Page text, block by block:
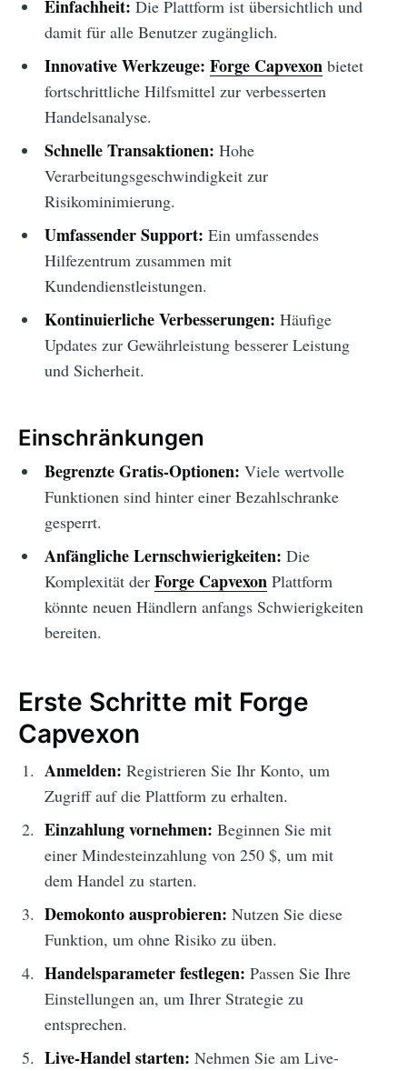
Einfachheit: Die Plattform ist übersichtlich und
damit für alle Benutzer zugänglich.
Innovative Werkzeuge: Forge Capvexonbietet
fortschrittliche Hilfsmittel zur verbesserten
Handelsanalyse.
Schnelle Transaktionen: Hohe
Verarbeitungsgeschwindigkeit zur
Risikominimierung.
Umfassender Support: Ein umfassendes
Hilfezentrum zusammen mit
Kundendienstleistungen.
Kontinuierliche Verbesserungen: Häufige
Updates zur Gewährleistung besserer Leistung
und Sicherheit.
Einschränkungen
Begrenzte Gratis-Optionen: Viele wertvolle
Funktionen sind hinter einer Bezahlschranke
gesperrt.
Anfängliche Lernschwierigkeiten: Die
Komplexität der Forge Capvexon Plattform
könnte neuen Händlern anfangs Schwierigkeiten
bereiten.
Erste Schritte mit Forge
Capvexon
Anmelden: Registrieren Sie Ihr Konto, um
Zugriff auf die Plattform zu erhalten.
Einzahlung vornehmen: Beginnen Sie mit
einer Mindesteinzahlung von 250 $, um mit
dem Handel zu starten.
Demokonto ausprobieren: Nutzen Sie diese
Funktion, um ohne Risiko zu üben.
Handelsparameter festlegen: Passen Sie Ihre
Einstellungen an, um Ihrer Strategie zu
entsprechen.
Live-Handel starten: Nehmen Sie am Live-